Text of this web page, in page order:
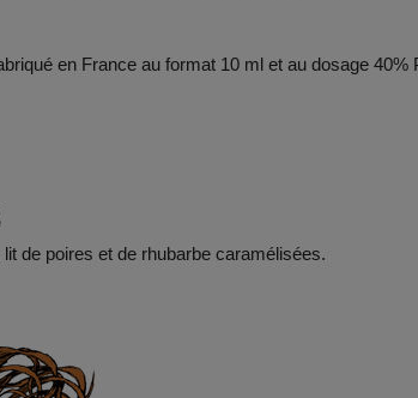
en France au format 10 ml et au dosage 40%
de poires et de rhubarbe caramélisées.